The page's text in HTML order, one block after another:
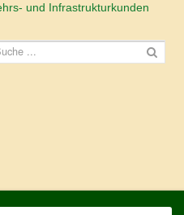
und Infrastrukturkunden